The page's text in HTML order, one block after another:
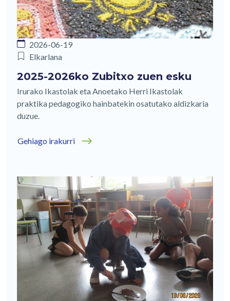
2026-06-19
Elkarlana
2025-2026ko Zubitxo zuen esku
Irurako Ikastolak eta Anoetako Herri Ikastolak
praktika pedagogiko hainbatekin osatutako aldizkaria
duzue.
Gehiago irakurri